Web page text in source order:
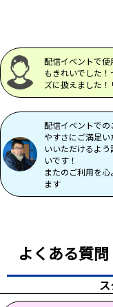
配信イベントで
もきれいでした
ズに扱えました！
配信イベントで
やすさにご満足
いいただけるよ
いです！
またのご利用を
ます
よくある質問